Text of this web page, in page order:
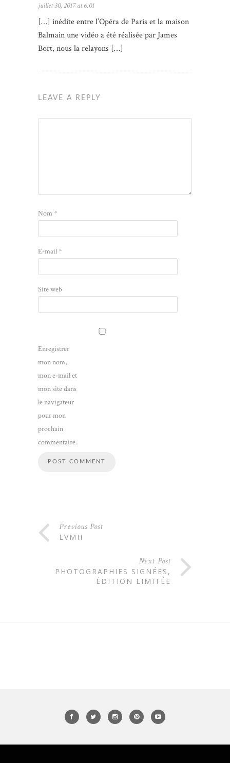
juillet 30, 2017 at 6:01
[…] inédite entre l’Opéra de Paris et la maison
Balmain une vidéo a été réalisée par James
Bort, nous la relayons […]
LEAVE A REPLY
Nom*
E-mail*
Site web
Enregistrer
mon nom,
mon e-mail et
mon site dans
le navigateur
pour mon
prochain
commentaire.
Previous Post
LVMH
Next Post
PHOTOGRAPHIES SIGNÉES,
ÉDITION LIMITÉE